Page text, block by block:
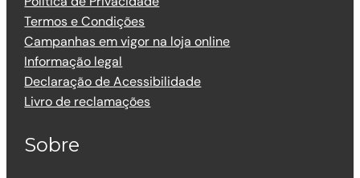
Termos e Condições
Campanhas em vigor na loja online
Informação legal
Declaração de Acessibilidade
Livro de reclamações
Sobre